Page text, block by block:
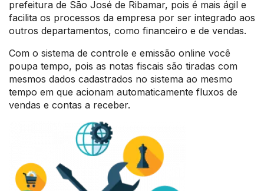
prefeitura de São José de Ribamar, pois é mais ágil e
facilita os processos da empresa por ser integrado aos
outros departamentos, como financeiro e de vendas.
Com o sistema de controle e emissão online você
poupa tempo, pois as notas fiscais são tiradas com
mesmos dados cadastrados no sistema ao mesmo
tempo em que acionam automaticamente fluxos de
vendas e contas a receber.